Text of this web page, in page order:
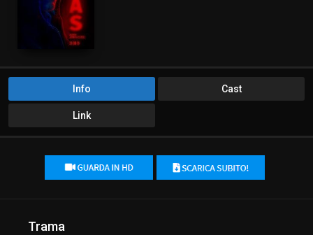
Info Cast
Link
Trama